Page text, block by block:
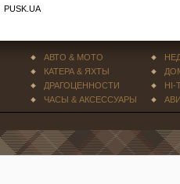
PUSK.UA
АВТО & МОТО
КАТЕРА & ЯХТЫ
ДРАГОЦЕННОСТИ
ЧАСЫ & АКСЕССУАРЫ
HI-